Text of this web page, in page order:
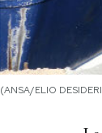
(ANSA/ELIO